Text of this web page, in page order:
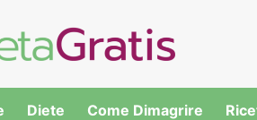
Diete Come Dimagrire